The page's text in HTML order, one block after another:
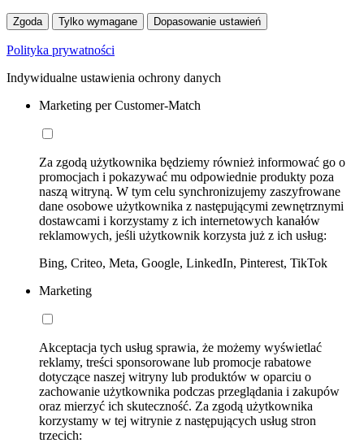
Zgoda Tylko wymagane Dopasowanie ustawień
Polityka prywatności
Indywidualne ustawienia ochrony danych
Marketing per Customer-Match
Za zgodą użytkownika będziemy również informować go o
promocjach i pokazywać mu odpowiednie produkty poza
naszą witryną. W tym celu synchronizujemy zaszyfrowane
dane osobowe użytkownika z następującymi zewnętrznymi
dostawcami i korzystamy z ich internetowych kanałów
reklamowych, jeśli użytkownik korzysta już z ich usług:
Bing, Criteo, Meta, Google, LinkedIn, Pinterest, TikTok
Marketing
Akceptacja tych usług sprawia, że możemy wyświetlać
reklamy, treści sponsorowane lub promocje rabatowe
dotyczące naszej witryny lub produktów w oparciu o
zachowanie użytkownika podczas przeglądania i zakupów
oraz mierzyć ich skuteczność. Za zgodą użytkownika
korzystamy w tej witrynie z następujących usług stron
trzecich: